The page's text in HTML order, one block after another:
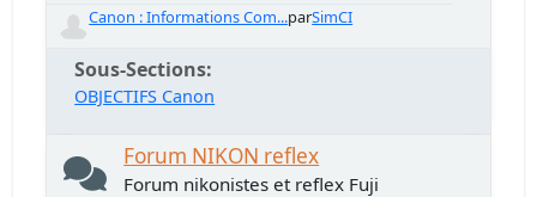
Canon : Informations Com...parSimCI
Sous-Sections
OBJECTIFS Canon
Forum NIKON reflex
Forum nikonistes et reflex Fuji